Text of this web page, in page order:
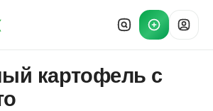
картофель с